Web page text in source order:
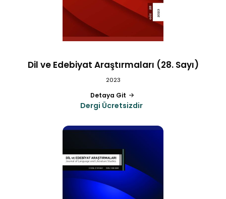
Dil ve Edebiyat Araştırmaları (28. Sayı)
2023
Detaya Git
Dergi Ücretsizdir